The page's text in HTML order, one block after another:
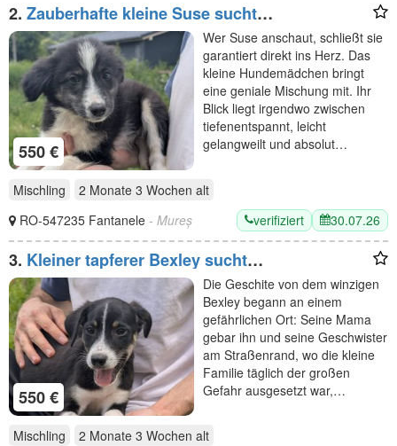
2. Zauberhafte kleine Suse sucht
Familienanschluss
550 €
Wer Suse anschaut, schließt sie
garantiert direkt ins Herz. Das
kleine Hundemädchen bringt
eine geniale Mischung mit. Ihr
Blick liegt irgendwo zwischen
tiefenentspannt, leicht
gelangweilt und absolut…
Mischling 2 Monate 3 Wochen alt
RO-547235 Fantanele - Mureș verifiziert 30.07.26
3. Kleiner tapferer Bexley sucht
Familienanschluss
550 €
Die Geschite von dem winzigen
Bexley begann an einem
gefährlichen Ort: Seine Mama
gebar ihn und seine Geschwister
am Straßenrand, wo die kleine
Familie täglich der großen
Gefahr ausgesetzt war,…
Mischling 2 Monate 3 Wochen alt